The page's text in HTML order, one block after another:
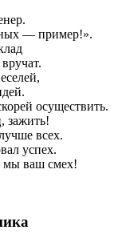
— пример!».
осуществить.
зажить!
всех.
успех.
мы ваш смех!